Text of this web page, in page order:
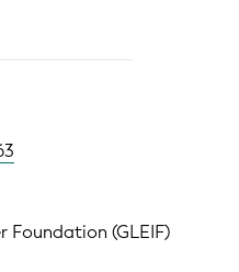
(GLEIF)